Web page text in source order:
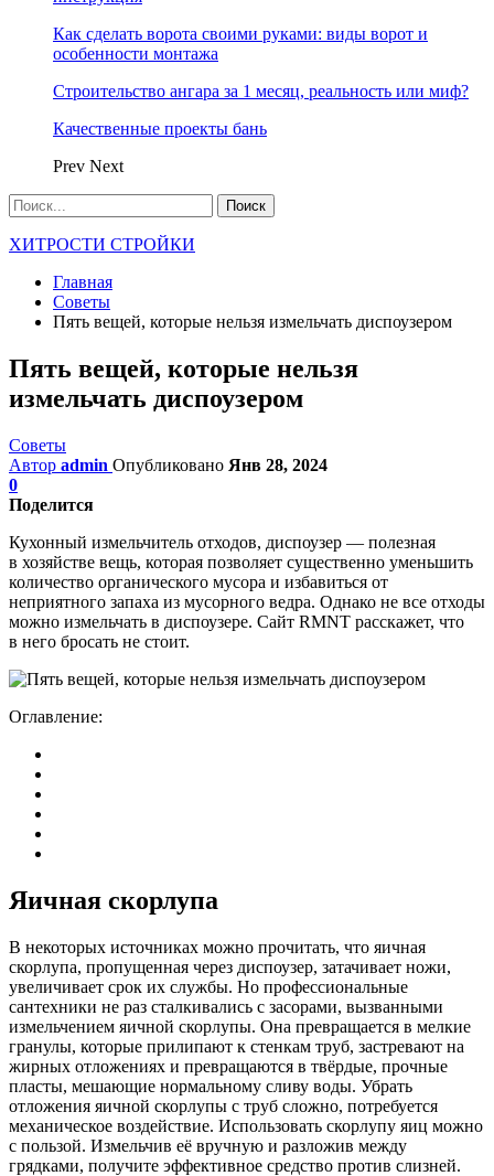
Как сделать ворота своими руками: виды ворот и
особенности монтажа
Строительство ангара за 1 месяц, реальность или миф?
Качественные проекты бань
Prev Next
ХИТРОСТИ СТРОЙКИ
Главная
Советы
Пять вещей, которые нельзя измельчать диспоузером
Пять вещей, которые нельзя
измельчать диспоузером
Советы
Автор admin Опубликовано Янв 28, 2024
0
Поделится
Кухонный измельчитель отходов, диспоузер — полезная
в хозяйстве вещь, которая позволяет существенно уменьшить
количество органического мусора и избавиться от
неприятного запаха из мусорного ведра. Однако не все отходы
можно измельчать в диспоузере. Сайт RMNT расскажет, что
в него бросать не стоит.
Оглавление:
Яичная скорлупа
В некоторых источниках можно прочитать, что яичная
скорлупа, пропущенная через диспоузер, затачивает ножи,
увеличивает срок их службы. Но профессиональные
сантехники не раз сталкивались с засорами, вызванными
измельчением яичной скорлупы. Она превращается в мелкие
гранулы, которые прилипают к стенкам труб, застревают на
жирных отложениях и превращаются в твёрдые, прочные
пласты, мешающие нормальному сливу воды. Убрать
отложения яичной скорлупы с труб сложно, потребуется
механическое воздействие. Использовать скорлупу яиц можно
с пользой. Измельчив её вручную и разложив между
грядками, получите эффективное средство против слизней.